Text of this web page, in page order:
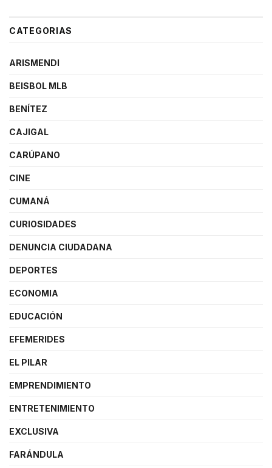
CATEGORIAS
ARISMENDI
BEISBOL MLB
BENÍTEZ
CAJIGAL
CARÚPANO
CINE
CUMANÁ
CURIOSIDADES
DENUNCIA CIUDADANA
DEPORTES
ECONOMIA
EDUCACIÓN
EFEMERIDES
EL PILAR
EMPRENDIMIENTO
ENTRETENIMIENTO
EXCLUSIVA
FARÁNDULA